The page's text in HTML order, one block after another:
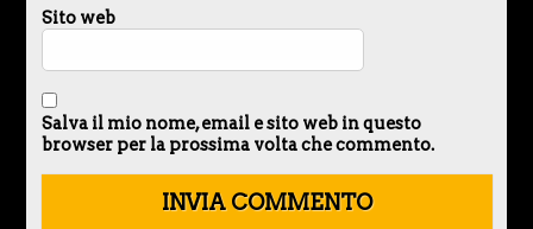
Sito web
Salva il mio nome, email e sito web in questo
browser per la prossima volta che commento.